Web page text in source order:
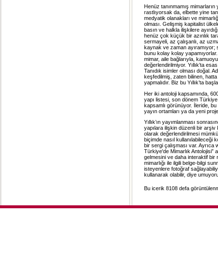
Henüz tanınmamış
rastlıyorsak da, elbette yine
medyatik olanakları ve
olması. Gelişmiş kapitalist
basın ve halkla ilişkilere
henüz çok küçük bir azınlık
sermayeli, az çalışanlı, az
kaynak ve zaman
bunu kolay kolay
mimar, aile bağlarıyla,
değerlendirilmiyor. Yıllık’ta
Tanıdık isimler olması doğal.
keşfedilmiş, zaten bilinen,
yapmalıdır. Biz bu Yıllık’ta
Her iki antoloji kapsamında,
yapı listesi, son dönem
kapsamlı görünüyor. İleride,
yayın ortamları ya da yeni
Yıllık’ın yayımlanması
yapılara ilişkin düzenli bir
olarak değerlendirilmesi
biçimde nasıl kullanılabileceği
bir sergi çalışması var.
Türkiye'de Mimarlık Antolojisi”
gelmesini ve daha interaktif bir
mimarlığı ile ilgili belge-bilgi
isteyenlere fotoğraf
kullanarak olabilir, diye
Bu icerik 8108 defa